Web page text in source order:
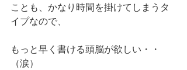
ことも、かなり時間を掛けてしまうタ
イプなので、
もっと早く書ける頭脳が欲しい・・
（涙）